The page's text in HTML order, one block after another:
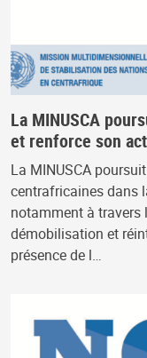
La MINUSCA
et renforce son
La MINUSCA
centrafricaines dans
notamment à travers
démobilisation et
présence de l…